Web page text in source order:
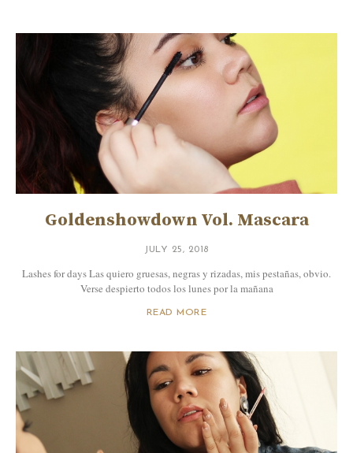
Goldenshowdown Vol. Mascara
JULY 25, 2018
Lashes for days Las quiero gruesas, negras y rizadas, mis pestañas, obvio.
Verse despierto todos los lunes por la mañana
READ MORE